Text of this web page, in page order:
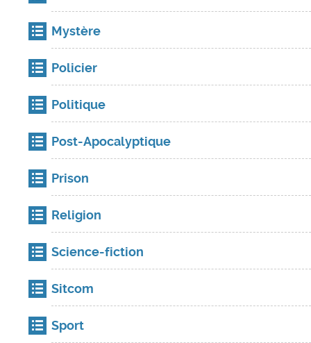
Mystère
Policier
Politique
Post-Apocalyptique
Prison
Religion
Science-fiction
Sitcom
Sport